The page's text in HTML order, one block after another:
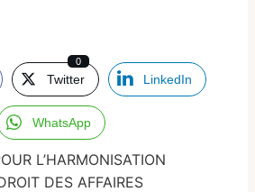
Twitter
0
LinkedIn
WhatsApp
L’HARMONISATION
DES AFFAIRES